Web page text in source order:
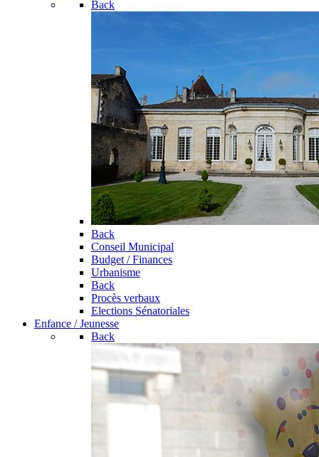
Back
Back
Conseil Municipal
Budget / Finances
Urbanisme
Back
Procès verbaux
Elections Sénatoriales
Enfance / Jeunesse
Back